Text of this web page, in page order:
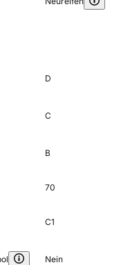
D
C
B
70
C1
Nein